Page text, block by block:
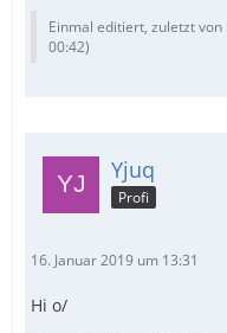
Einmal editiert, zuletzt von
00:42)
Yjuq
Profi
16. Januar 2019 um 13:31
Hi o/